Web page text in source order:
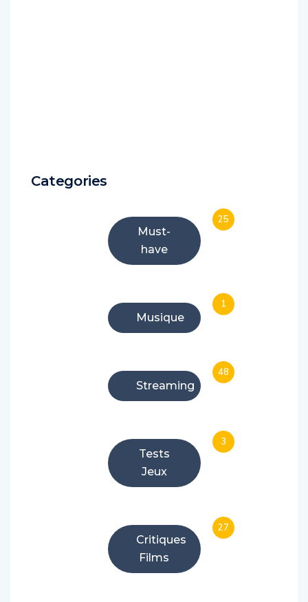
Categories
Must-
have
25
Musique
1
Streaming
48
Tests
Jeux
3
Critiques
Films
27